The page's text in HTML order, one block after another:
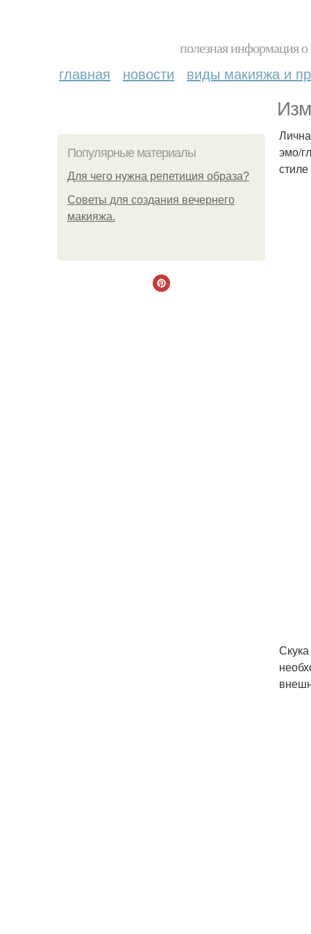
полезная информация
главная новости виды макияжа и
Популярные материалы
Для чего нужна репетиция образа?
Советы для создания вечернего
макияжа.
эмо/